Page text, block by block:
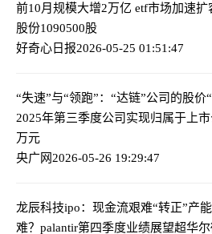
前10月规模大增2万亿 etf市场加速扩
股份1090500股
好奇心日报2026-05-25 01:51:47
“失速”与“领跑”：“达链”公司的股价“
2025年第三季度公司实现归属于上
万元
央广网2026-05-26 19:29:47
龙辰科技ipo：现金流艰难“转正”产
难？ palantir第四季度业绩展望超华